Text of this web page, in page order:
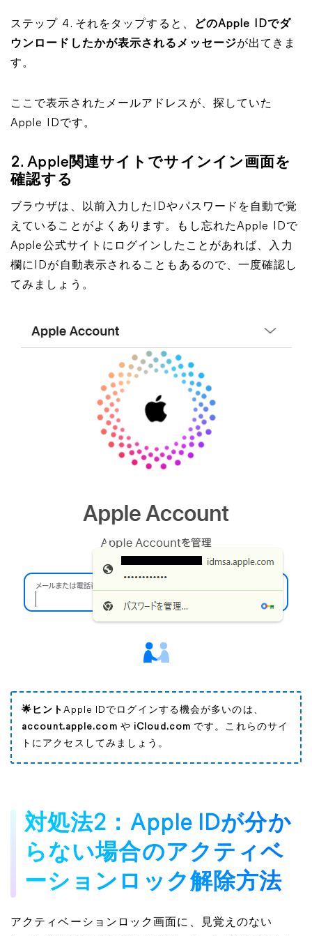
ステップ 4. それをタップすると、
どのApple IDでダ
ウンロードしたかが表示されるメッセージが出てきま
す。
ここで表示されたメールアドレスが、探していた
Apple IDです。
2. Apple関連サイトでサインイン画面を
確認する
ブラウザは、以前入力したIDやパスワードを自動で覚
えていることがよくあります。もし忘れたApple IDで
Apple公式サイトにログインしたことがあれば、入力
欄にIDが自動表示されることもあるので、一度確認し
てみましょう。
🌟ヒントApple IDでログインする機会が多いのは、
account.apple.com や iCloud.com です。これらのサイ
トにアクセスしてみましょう。
対処法2：Apple IDが分か
らない場合のアクティベ
ーションロック解除方法
アクティベーションロック画面に、見覚えのない